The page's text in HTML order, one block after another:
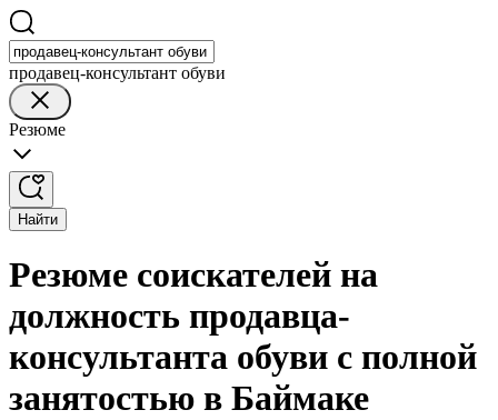
продавец-консультант обуви
Резюме
Найти
Резюме соискателей на
должность продавца-
консультанта обуви с полной
занятостью в Баймаке